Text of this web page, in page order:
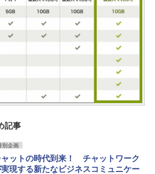
記事
別企画
ットの時代到来！ チャットワーク
現する新たなビジネスコミュニケー